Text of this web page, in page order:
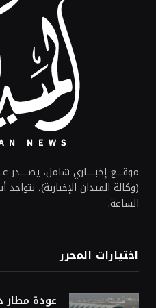
موقـــع إخبــــاري شامل، يصــــدر
(وكالة الميدان الإخبارية)،
الساعة.
اختيارات المحرر